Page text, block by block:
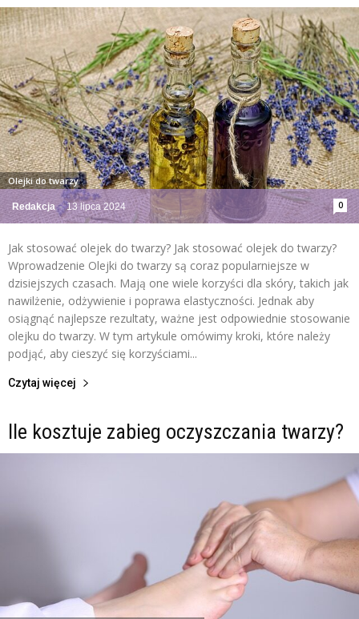
Redakcja - 13 lipca 2024 0
Olejki do twarzy
Jak stosować olejek do twarzy? Jak stosować olejek do twarzy?
Wprowadzenie Olejki do twarzy są coraz popularniejsze w
dzisiejszych czasach. Mają one wiele korzyści dla skóry, takich jak
nawilżenie, odżywienie i poprawa elastyczności. Jednak aby
osiągnąć najlepsze rezultaty, ważne jest odpowiednie stosowanie
olejku do twarzy. W tym artykule omówimy kroki, które należy
podjąć, aby cieszyć się korzyściami...
Czytaj więcej
Ile kosztuje zabieg oczyszczania twarzy?